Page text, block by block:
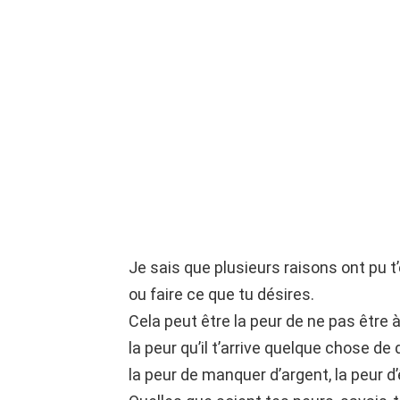
Je sais que plusieurs raisons ont pu
ou faire ce que tu désires.
Cela peut être la peur de ne pas être
la peur qu’il t’arrive quelque chose de
la peur de manquer d’argent, la peur